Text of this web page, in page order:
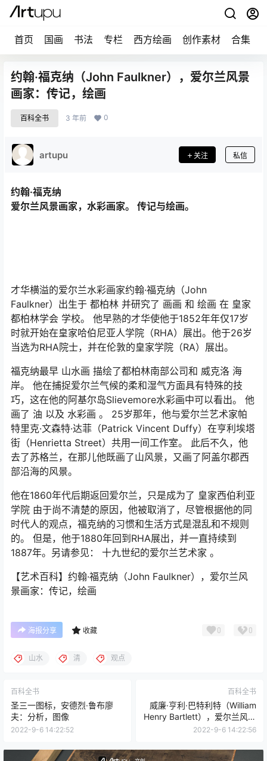
首页 国画 书法 专栏 西方绘画 创作素材 合集
约翰·福克纳（John Faulkner），爱尔兰风景
画家：传记，绘画
百科全书 3 年前 0
artupu 关注 私信
约翰·福克纳
爱尔兰风景画家，水彩画家。 传记与绘画。
才华横溢的爱尔兰水彩画家约翰·福克纳（John
Faulkner）出生于 都柏林 并研究了 画画 和 绘画 在 皇家
都柏林学会 学校。 他早熟的才华使他于1852年年仅17岁
时就开始在皇家哈伯尼亚人学院（RHA）展出。他于26岁
当选为RHA院士，并在伦敦的皇家学院（RA）展出。
福克纳最早 山水画 描绘了都柏林南部公司和 威克洛 海
岸。 他在捕捉爱尔兰气候的柔和湿气方面具有特殊的技
巧，这在他的阿基尔岛Slievemore水彩画中可以看出。 他
画了 油 以及 水彩画 。 25岁那年，他与爱尔兰艺术家帕
特里克·文森特·达菲（Patrick Vincent Duffy）在亨利埃塔
街（Henrietta Street）共用一间工作室。 此后不久，他
去了苏格兰，在那儿他既画了山风景，又画了阿盖尔郡西
部沿海的风景。
他在1860年代后期返回爱尔兰，只是成为了 皇家西伯利亚
学院 由于尚不清楚的原因，他被取消了，尽管根据他的同
时代人的观点，福克纳的习惯和生活方式是混乱和不规则
的。 但是，他于1880年回到RHA展出，并一直持续到
1887年。另请参见： 十九世纪的爱尔兰艺术家 。
【艺术百科】约翰·福克纳（John Faulkner），爱尔兰风
景画家：传记，绘画
海报分享 收藏 0 0
山水 清 观点
百科全书
圣三一图标，安德烈·鲁布廖
夫：分析，图像
2022-9-6 14:22:52
百科全书
威廉·亨利·巴特利特（William
Henry Bartlett），爱尔兰风景
画家，水彩画家
2022-9-6 14:22:56